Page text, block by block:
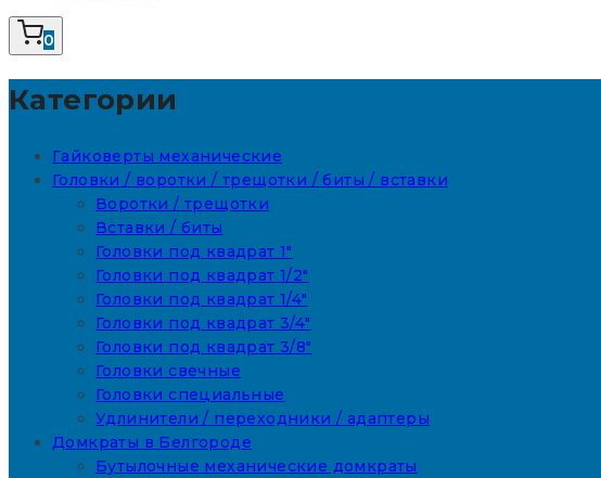
0
Категории
Гайковерты механические
Головки / воротки / трещотки / биты / вставки
Воротки / трещотки
Вставки / биты
Головки под квадрат 1"
Головки под квадрат 1/2"
Головки под квадрат 1/4"
Головки под квадрат 3/4"
Головки под квадрат 3/8"
Головки свечные
Головки специальные
Удлинители / переходники / адаптеры
Домкраты в Белгороде
Бутылочные механические домкраты